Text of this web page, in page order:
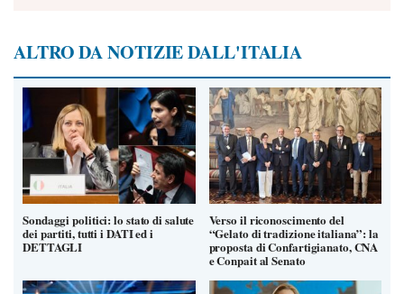
ALTRO DA NOTIZIE DALL'ITALIA
Sondaggi politici: lo stato di salute
dei partiti, tutti i DATI ed i
DETTAGLI
Verso il riconoscimento del
“Gelato di tradizione italiana”: la
proposta di Confartigianato, CNA
e Conpait al Senato